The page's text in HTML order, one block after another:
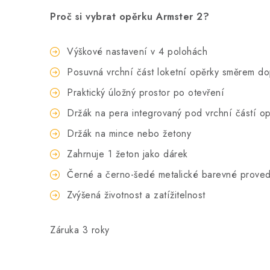
Proč si vybrat opěrku Armster 2?
Výškové nastavení v 4 polohách
Posuvná vrchní část loketní opěrky směrem
Praktický úložný prostor po otevření
Držák na pera integrovaný pod vrchní částí
Držák na mince nebo žetony
Zahrnuje 1 žeton jako dárek
Černé a černo-šedé metalické barevné
Zvýšená životnost a zatížitelnost
Záruka 3 roky